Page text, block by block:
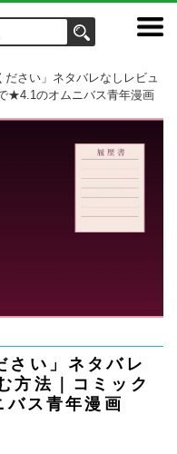
ださい」ネタバレなしレビュ
★4.1のオムニバス青年漫画
さい」ネタバレ
方法｜コミック
ス青年漫画